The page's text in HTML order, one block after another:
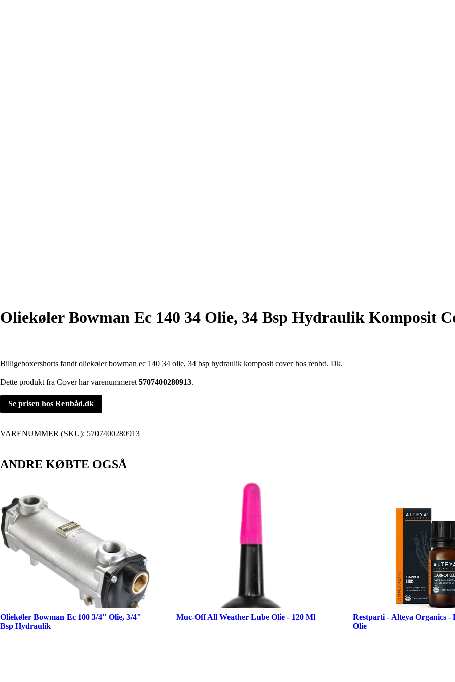
Oliekøler Bowman Ec 140 34 Olie, 34 Bsp Hydraulik Komposit
Billigeboxershorts fandt oliekøler bowman ec 140 34 olie, 34 bsp hydraulik komposit cover hos renbd. Dk.
Dette produkt fra Cover har varenummeret 5707400280913.
Se prisen hos Renbåd.dk
VARENUMMER (SKU): 5707400280913
ANDRE KØBTE OGSÅ
Oliekøler Bowman Ec 100 3/4" Olie, 3/4"
Bsp Hydraulik
Muc-Off All Weather Lube Olie - 120 Ml
Restparti - Alteya Organics -
Olie